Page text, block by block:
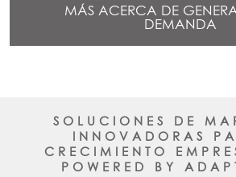
MÁS ACERCA DE
DEMANDA
SOLUCIONES DE
INNOVADORAS
CRECIMIENTO
POWERED BY